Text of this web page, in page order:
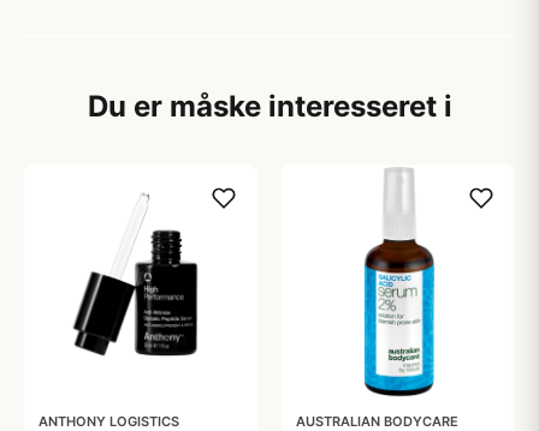
Du er måske interesseret i
ANTHONY LOGISTICS AUSTRALIAN BODYCARE